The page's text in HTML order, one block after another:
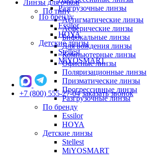
Линзы для очков
По типу
Астигматические линзы
Асферические линзы
Бифокальные линзы
Для вождения линзы
Компьютерные линзы
Офисные линзы
Поляризационные линзы
Призматические линзы
Прогрессивные линзы
Разгрузочные линзы
По бренду
Essilor
HOYA
Детские линзы
Stellest
MiYOSMART
Разгрузочные линзы
По бренду
Essilor
HOYA
Детские линзы
Stellest
MiYOSMART
+7 (800) 555-27-04 заказать звонок